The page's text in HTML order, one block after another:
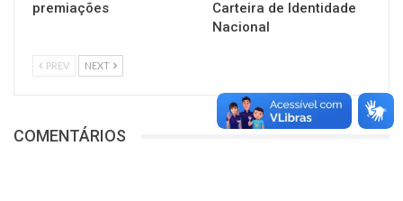
premiações
Carteira de Identidade
Nacional
PREV NEXT
COMENTÁRIOS